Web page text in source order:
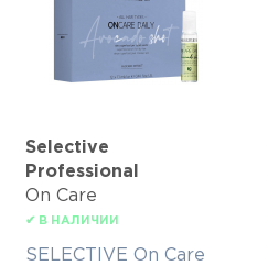
Selective
Professional
On Care
✔ В НАЛИЧИИ
SELECTIVE On Care